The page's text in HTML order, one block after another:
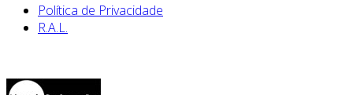
Política de Privacidade
R.A.L.